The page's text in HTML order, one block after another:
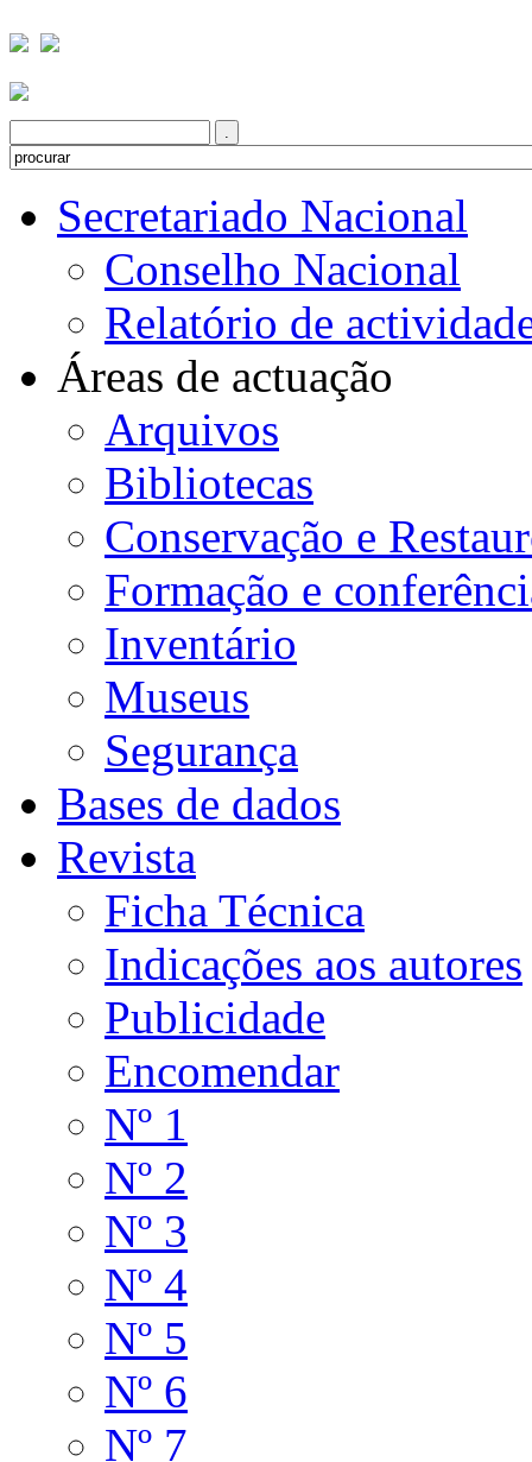
Secretariado Nacional
Conselho Nacional
Relatório de
Áreas de actuação
Arquivos
Bibliotecas
Conservação e
Formação e
Inventário
Museus
Segurança
Bases de dados
Revista
Ficha Técnica
Indicações aos autores
Publicidade
Encomendar
Nº 1
Nº 2
Nº 3
Nº 4
Nº 5
Nº 6
Nº 7